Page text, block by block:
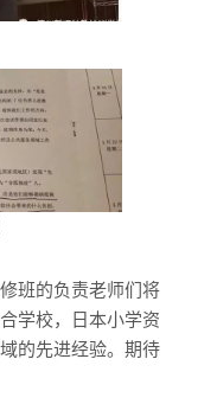
班的负责老师们将
学校，日本小学资
的先进经验。期待